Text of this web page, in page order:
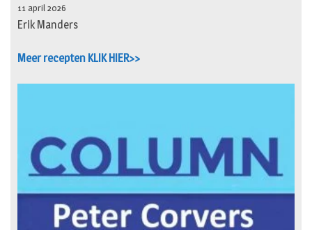
11 april 2026
Erik Manders
Meer recepten KLIK HIER>>